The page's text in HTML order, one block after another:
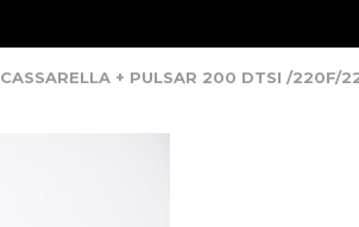
+ PULSAR 200 DTSI /220F/